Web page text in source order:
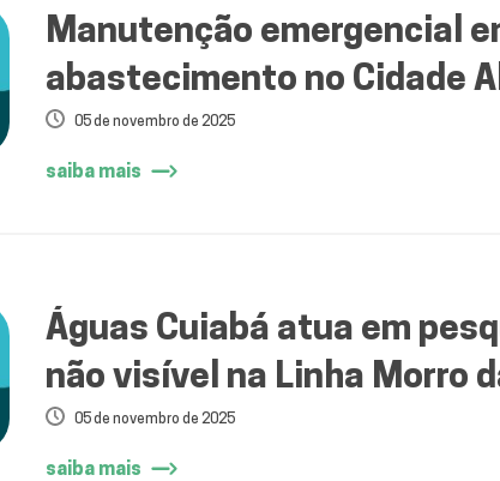
Manutenção emergencial
abastecimento no Cidade
05 de novembro de 2025
saiba mais
Águas Cuiabá atua em
não visível na Linha Morro
05 de novembro de 2025
saiba mais